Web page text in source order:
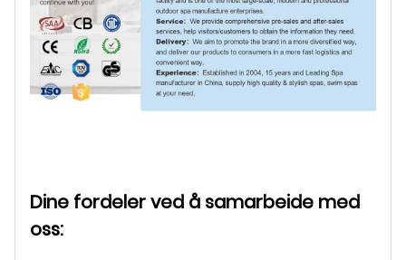
Dine fordeler ved å samarbeide med
oss: